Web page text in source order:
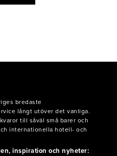
bredaste
långt utöver det vanliga.
till såväl små barer och
internationella hotell- och
inspiration och nyheter: